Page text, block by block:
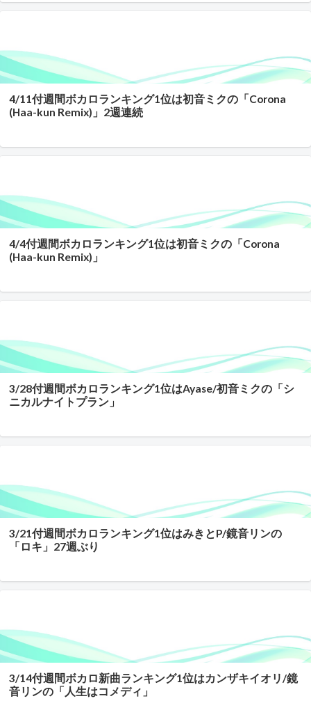
4/11付週間ボカロランキング1位は初音ミクの「Corona
(Haa-kun Remix)」2週連続
4/4付週間ボカロランキング1位は初音ミクの「Corona
(Haa-kun Remix)」
3/28付週間ボカロランキング1位はAyase/初音ミクの「シ
ニカルナイトプラン」
3/21付週間ボカロランキング1位はみきとP/鏡音リンの
「ロキ」27週ぶり
3/14付週間ボカロ新曲ランキング1位はカンザキイオリ/鏡
音リンの「人生はコメディ」